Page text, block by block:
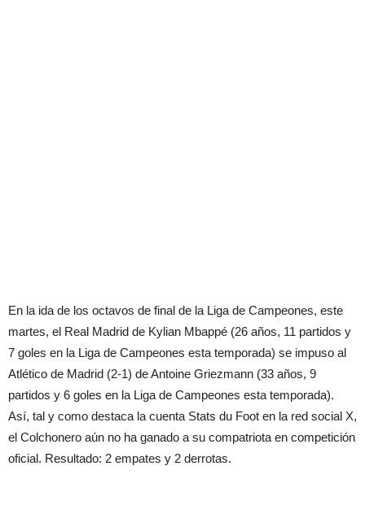
En la ida de los octavos de final de la Liga de Campeones, este
martes, el Real Madrid de Kylian Mbappé (26 años, 11 partidos y
7 goles en la Liga de Campeones esta temporada) se impuso al
Atlético de Madrid (2-1) de Antoine Griezmann (33 años, 9
partidos y 6 goles en la Liga de Campeones esta temporada).
Así, tal y como destaca la cuenta Stats du Foot en la red social X,
el Colchonero aún no ha ganado a su compatriota en competición
oficial. Resultado: 2 empates y 2 derrotas.